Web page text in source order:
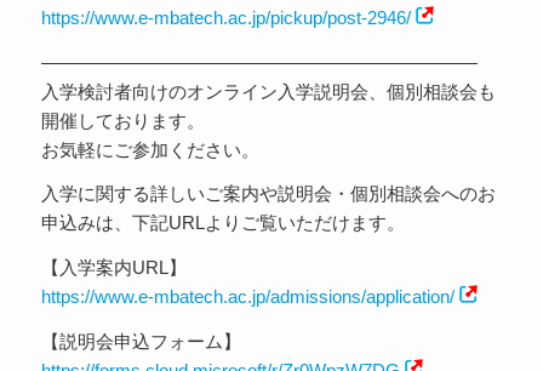
https://www.e-mbatech.ac.jp/pickup/post-2946/
————————————————————————
入学検討者向けのオンライン入学説明会、個別相談会も
開催しております。
お気軽にご参加ください。
入学に関する詳しいご案内や説明会・個別相談会へのお
申込みは、下記URLよりご覧いただけます。
【入学案内URL】
https://www.e-mbatech.ac.jp/admissions/application/
【説明会申込フォーム】